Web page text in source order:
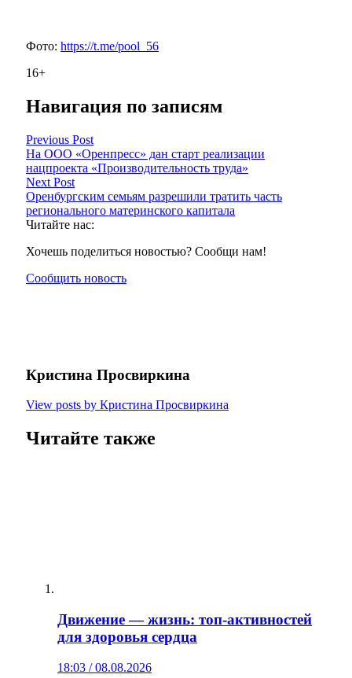
Фото: https://t.me/pool_56
16+
Навигация по записям
Previous Post
На ООО «Оренпресс» дан старт реализации
нацпроекта «Производительность труда»
Next Post
Оренбургским семьям разрешили тратить часть
регионального материнского капитала
Читайте нас:
Хочешь поделиться новостью? Сообщи нам!
Сообщить новость
Кристина Просвиркина
View posts by Кристина Просвиркина
Читайте также
Движение — жизнь: топ‑активностей
для здоровья сердца
18:03 / 08.08.2026